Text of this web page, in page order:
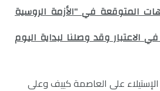
المتوقعة في “الأزمة الروسية
وقد وصلنا لبداية اليوم
الإستيلاء على العاصمة كييف وعلى